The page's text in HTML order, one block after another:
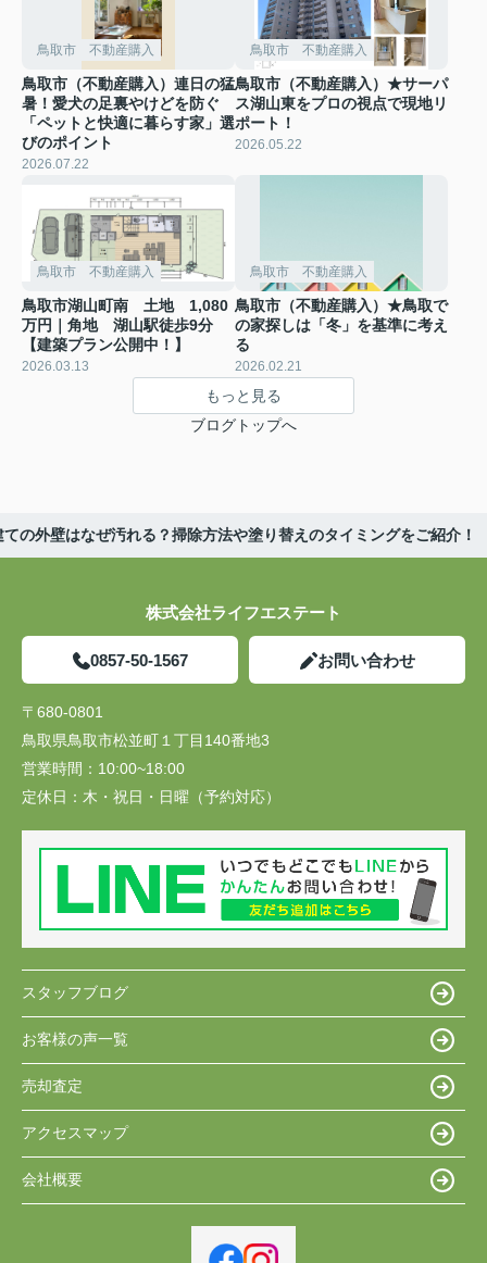
鳥取市 不動産購入
鳥取市（不動産購入）連日の猛
暑！愛犬の足裏やけどを防ぐ
「ペットと快適に暮らす家」選
びのポイント
2026.07.22
鳥取市 不動産購入
鳥取市（不動産購入）★サーパ
ス湖山東をプロの視点で現地リ
ポート！
2026.05.22
鳥取市 不動産購入
鳥取市湖山町南 土地 1,080
万円｜角地 湖山駅徒歩9分
【建築プラン公開中！】
2026.03.13
鳥取市 不動産購入
鳥取市（不動産購入）★鳥取で
の家探しは「冬」を基準に考え
る
2026.02.21
もっと見る
ブログトップへ
の外壁はなぜ汚れる？掃除方法や塗り替えのタイミングをご紹介！
株式会社ライフエステート
0857-50-1567 お問い合わせ
〒680-0801
鳥取県鳥取市松並町１丁目140番地3
営業時間： 10:00~18:00
定休日： 木・祝日・日曜（予約対応）
スタッフブログ
お客様の声一覧
売却査定
アクセスマップ
会社概要